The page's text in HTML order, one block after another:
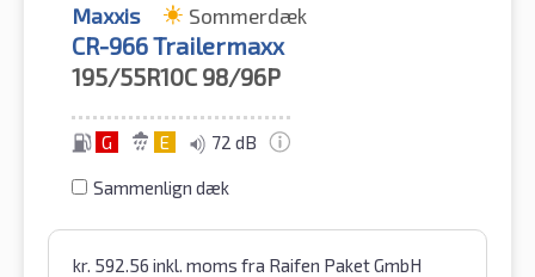
Maxxis Sommerdæk
CR-966 Trailermaxx
195/55R10C 98/96P
G E 72 dB
Sammenlign dæk
kr. 592.56 inkl. moms fra Raifen Paket GmbH